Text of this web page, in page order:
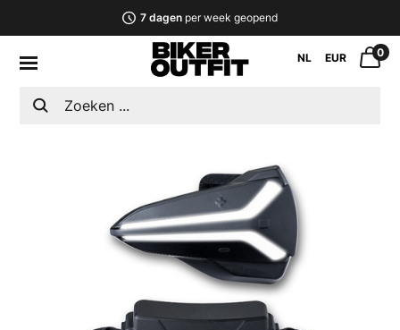
7 dagenper week geopend
NL EUR 0